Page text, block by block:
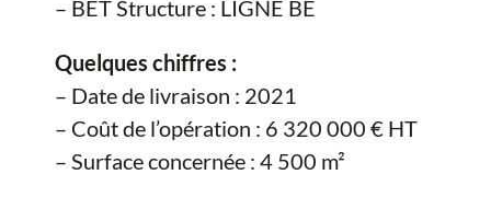
– BET Structure : LIGNE BE
Quelques chiffres :
– Date de livraison : 2021
– Coût de l’opération : 6 320 000 € HT
– Surface concernée : 4 500 m²